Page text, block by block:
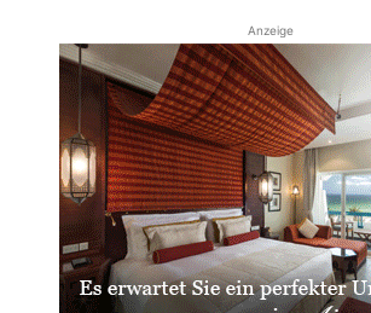
Anzeige